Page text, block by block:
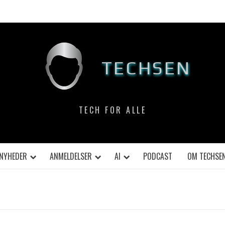
TECHSEN
TECH FOR ALLE
NYHEDER ANMELDELSER AI PODCAST OM